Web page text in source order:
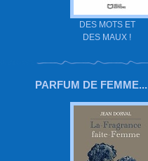
DES MOTS ET
DES MAUX !
PARFUM DE FEMME...